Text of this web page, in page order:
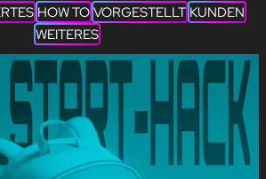
HOW TO VORGESTELLT KUNDEN
WEITERES